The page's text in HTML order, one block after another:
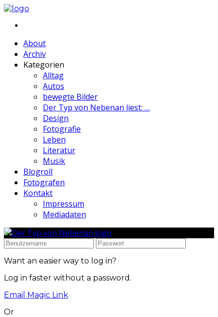
About
Archiv
Kategorien
Alltag
Autos
bewegte Bilder
Der Typ von Nebenan liest: …
Design
Fotografie
Leben
Literatur
Musik
Blogroll
Fotografen
Kontakt
Impressum
Mediadaten
Want an easier way to log in?
Log in faster without a password.
Email Magic Link
Or